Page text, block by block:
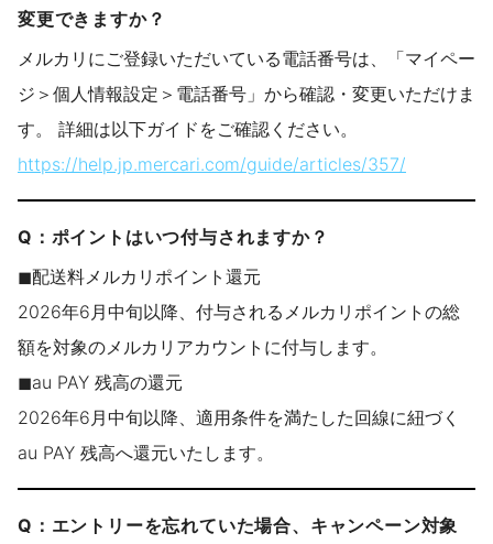
変更できますか？
メルカリにご登録いただいている電話番号は、「マイペー
ジ＞個人情報設定＞電話番号」から確認・変更いただけま
す。 詳細は以下ガイドをご確認ください。
https://help.jp.mercari.com/guide/articles/357/
Q：ポイントはいつ付与されますか？
◼︎配送料メルカリポイント還元
2026年6月中旬以降、付与されるメルカリポイントの総
額を対象のメルカリアカウントに付与します。
◼︎au PAY 残高の還元
2026年6月中旬以降、適用条件を満たした回線に紐づく
au PAY 残高へ還元いたします。
Q：エントリーを忘れていた場合、キャンペーン対象